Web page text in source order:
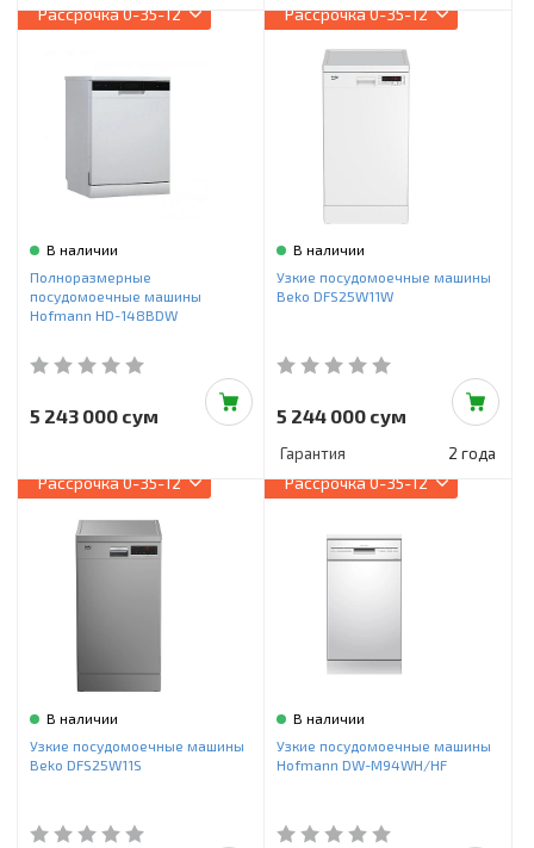
Рассрочка0-35-12
В наличии
Полноразмерные
посудомоечные машины
Hofmann HD-148ВDW
5 243 000 сум
Рассрочка0-35-12
В наличии
Узкие посудомоечные машины
Beko DFS25W11W
5 244 000 сум
Гарантия 2 года
Рассрочка0-35-12
В наличии
Узкие посудомоечные машины
Beko DFS25W11S
Рассрочка0-35-12
В наличии
Узкие посудомоечные машины
Hofmann DW-M94WH/HF